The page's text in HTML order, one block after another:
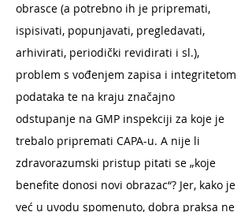
obrasce (a potrebno ih je pripremati,
ispisivati, popunjavati, pregledavati,
arhivirati, periodički revidirati i sl.),
problem s vođenjem zapisa i integritetom
podataka te na kraju značajno
odstupanje na GMP inspekciji za koje je
trebalo pripremati CAPA-u. A nije li
zdravorazumski pristup pitati se „koje
benefite donosi novi obrazac“? Jer, kako je
već u uvodu spomenuto, dobra praksa ne